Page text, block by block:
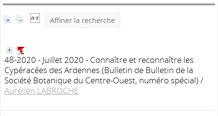
Affiner la recherche
48-2020 - Juillet 2020 - Connaître et reconnaître les
Cypéracées des Ardennes (Bulletin de Bulletin de la
Société Botanique du Centre-Ouest, numéro spécial) /
Aurélien LABROCHE